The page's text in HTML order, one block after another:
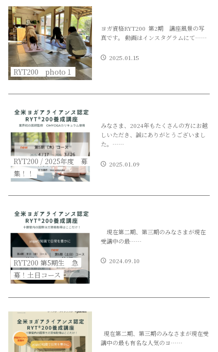
RYT200 photo１
ヨガ資格RYT200 第2期 講座風景の写
真です。 動画はインスタグラムにて……
2025.01.15
RYT200 / 2025年度 募
集！！
みなさま、2024年もたくさんの方にお越
しいただき、誠にありがとうございまし
た。……
2025.01.09
RYT200 第5期生 急
募！土日コース
現在第二期、第三期のみなさまが現在
受講中の最……
2024.09.10
現在第二期、第三期のみなさまが現在受
講中の最も有名な人気のヨ……